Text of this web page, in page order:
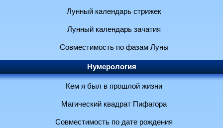
Лунный календарь стрижек
Лунный календарь зачатия
Совместимость по фазам Луны
Нумерология
Кем я был в прошлой жизни
Магический квадрат Пифагора
Совместимость по дате рождения